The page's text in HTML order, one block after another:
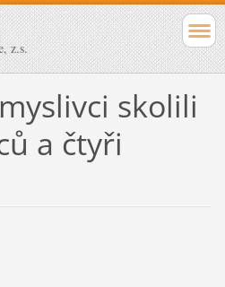
z.s.
skolili
a čtyři